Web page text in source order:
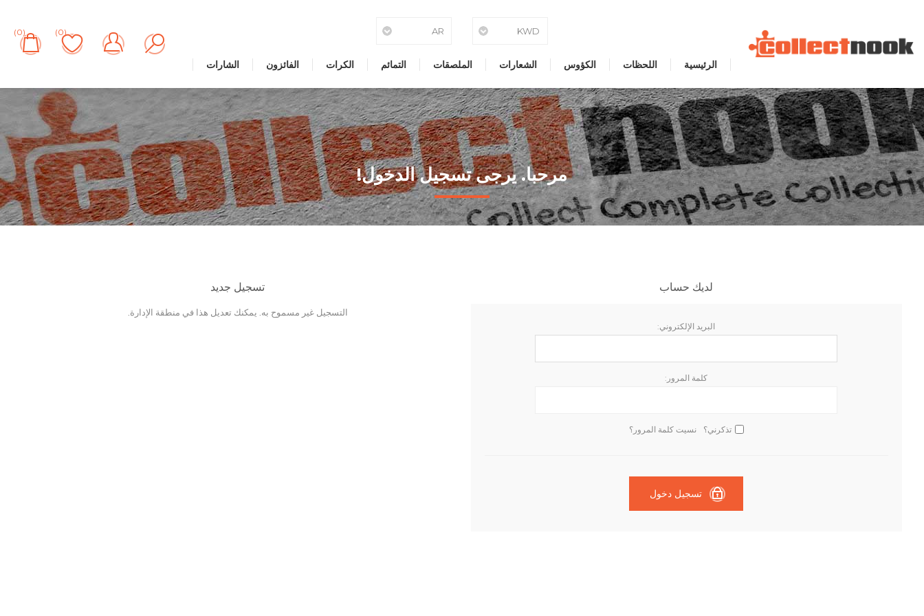
الرئيسية اللحظات الكؤوس الشعارات الملصقات التمائم الكرات الفائزون الشارات
(0)
(0)
مرحبا. يرجى تسجيل الدخول!
لديك حساب
البريد الإلكتروني:
كلمة المرور:
تذكرني؟ نسيت كلمة المرور؟
تسجيل دخول
تسجيل جديد
التسجيل غير مسموح به. يمكنك تعديل هذا في منطقة الإدارة.